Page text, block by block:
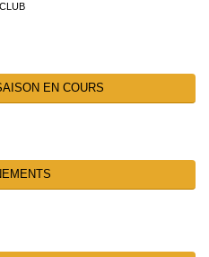
EN COURS